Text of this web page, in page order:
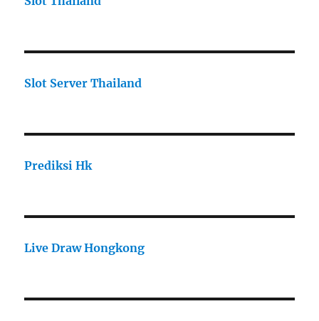
Slot Server Thailand
Prediksi Hk
Live Draw Hongkong